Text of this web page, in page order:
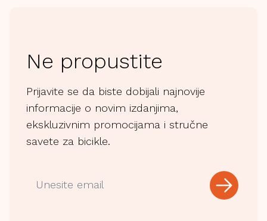
Ne propustite
Prijavite se da biste dobijali najnovije
informacije o novim izdanjima,
ekskluzivnim promocijama i stručne
savete za bicikle.